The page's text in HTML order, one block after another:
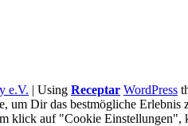
e.V. | Using Receptar WordPress
um Dir das bestmögliche
auf "Cookie Einstellungen",